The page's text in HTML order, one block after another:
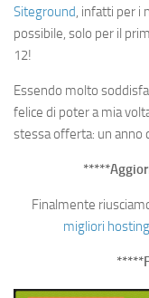
Siteground, infatti per i
possibile, solo per il
12!
Essendo molto
felice di poter a mia
stessa offerta: un anno
Finalmente
migliori